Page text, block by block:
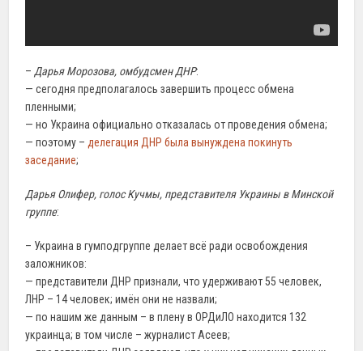
– Дарья Морозова, омбудсмен ДНР:
— сегодня предполагалось завершить процесс обмена
пленными;
— но Украина официально отказалась от проведения обмена;
— поэтому – делегация ДНР была вынуждена покинуть
заседание;
Дарья Олифер, голос Кучмы, представителя Украины в Минской
группе:
– Украина в гумподгруппе делает всё ради освобождения
заложников:
— представители ДНР признали, что удерживают 55 человек,
ЛНР – 14 человек; имён они не назвали;
— по нашим же данным – в плену в ОРДиЛО находится 132
украинца; в том числе – журналист Асеев;